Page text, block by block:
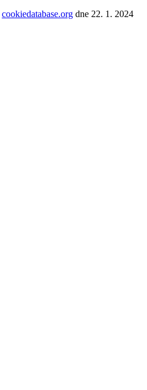
cookiedatabase.org dne 22. 1. 2024